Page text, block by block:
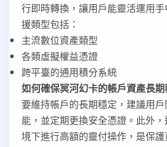
行即時轉換，讓用戶能靈活運用
援類型包括：
主流數位資產類型
各類虛擬權益憑證
跨平臺的通用積分系統
如何確保冥河幻卡的帳戶資產長期
要維持帳戶的長期穩定，建議用
能，並定期更換安全憑證。此外
境下進行高額的靈付操作，是保護